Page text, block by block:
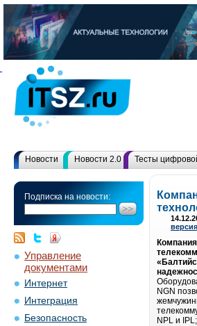
Новости Новости 2.0 Тесты
Подписка на новости:
Управление
документами
Интернет
Интеграция
Безопасность
NGN
NPL и